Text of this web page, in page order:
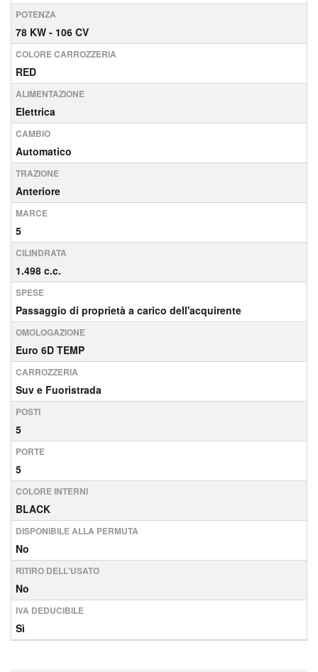
POTENZA
78 KW - 106 CV
COLORE CARROZZERIA
RED
ALIMENTAZIONE
Elettrica
CAMBIO
Automatico
TRAZIONE
Anteriore
MARCE
5
CILINDRATA
1.498 c.c.
SPESE
Passaggio di proprietà a carico dell'acquirente
OMOLOGAZIONE
Euro 6D TEMP
CARROZZERIA
Suv e Fuoristrada
POSTI
5
PORTE
5
COLORE INTERNI
BLACK
DISPONIBILE ALLA PERMUTA
No
RITIRO DELL'USATO
No
IVA DEDUCIBILE
Sì